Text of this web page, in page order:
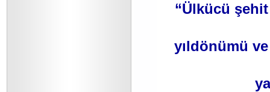
“Ülkücü
yıldönümü